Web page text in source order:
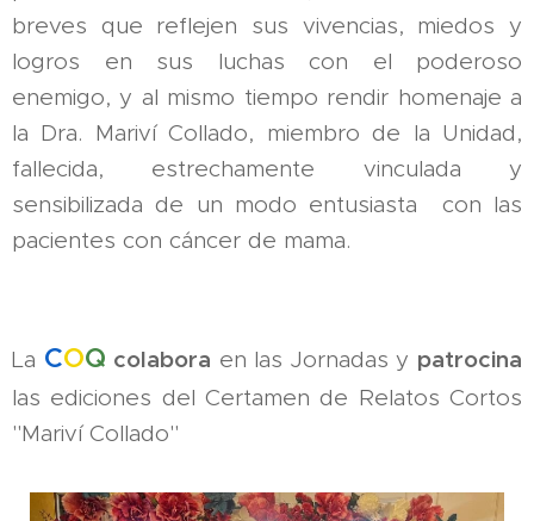
breves que reflejen sus vivencias, miedos y
logros en sus luchas con el poderoso
enemigo, y al mismo tiempo rendir homenaje a
la Dra. Mariví Collado, miembro de la Unidad,
fallecida, estrechamente vinculada y
sensibilizada de un modo entusiasta con las
pacientes con cáncer de mama.
La COQ colabora en las Jornadas y patrocina
las ediciones del Certamen de Relatos Cortos
"Mariví Collado"